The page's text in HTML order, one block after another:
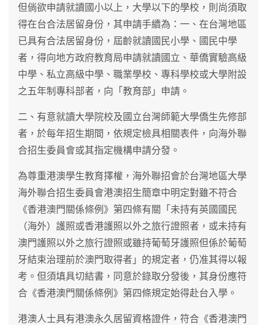
但倘欲申請就讀國小以上，大學以下的學校，則尚須取
得在台合法居留身份，其申請手續為：一、在台灣地區
已具有合法居留身份，屆齡就讀國民小學、國民中學
者，得向地方政府教育局申請就讀國立、華僑實驗高級
中學、私立高級中學、職業學校、專科學校或大學附設
之五年制專科部者，向「教育部」申請。
二、有意就讀大學院校及國立台灣師範大學僑生先修部
者，於每年招生期間，依規定檢具相關表件，向海外聯
合招生委員會或其指定機構申請分發。
為尊重港澳學生教育擇權，海外聯招會於台灣地區大學
海外聯合招生委員會港澳招生簡章中明定對雖不符合
《香港澳門關係條例》第四條有關「未持有英國國民
（海外）護照或香港護照以外之旅行證照者，或未持有
澳門護照以外之旅行證照或雖持葡萄牙護照但係於葡萄
牙結束治理前於澳門取得者」的規定者，仍准其得以報
考。但須填具切結書，同意於錄取分發後，其身份應符
合《香港澳門關係條例》第四條規定始得赴台入學。
港澳人士具有港澳永久居留資格證件，符合《香港澳門